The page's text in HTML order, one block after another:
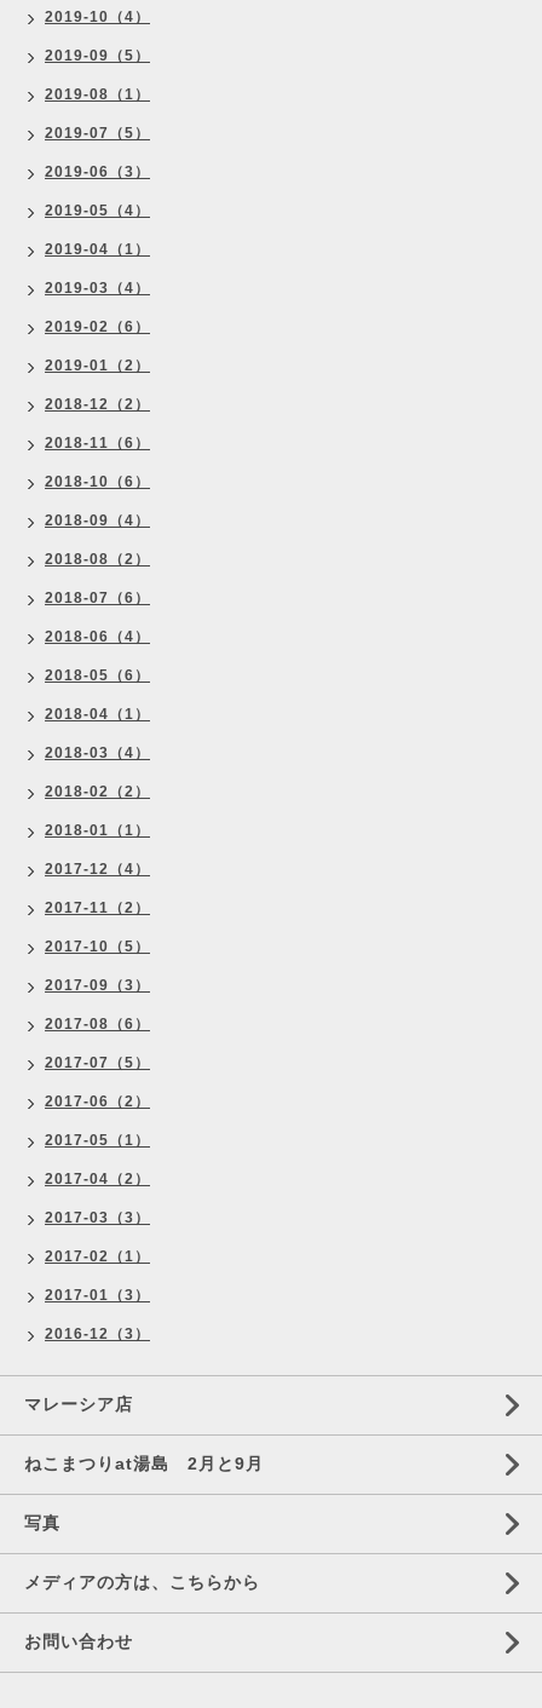
2019-10（4）
2019-09（5）
2019-08（1）
2019-07（5）
2019-06（3）
2019-05（4）
2019-04（1）
2019-03（4）
2019-02（6）
2019-01（2）
2018-12（2）
2018-11（6）
2018-10（6）
2018-09（4）
2018-08（2）
2018-07（6）
2018-06（4）
2018-05（6）
2018-04（1）
2018-03（4）
2018-02（2）
2018-01（1）
2017-12（4）
2017-11（2）
2017-10（5）
2017-09（3）
2017-08（6）
2017-07（5）
2017-06（2）
2017-05（1）
2017-04（2）
2017-03（3）
2017-02（1）
2017-01（3）
2016-12（3）
マレーシア店
ねこまつりat湯島 2月と9月
写真
メディアの方は、こちらから
お問い合わせ